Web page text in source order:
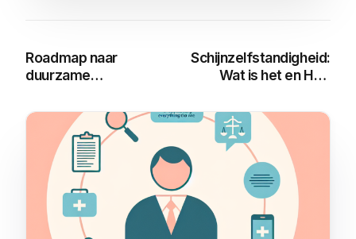
Roadmap naar
duurzame
de Wet DBA
Schijnzelfstandigheid:
Wat is het en Hoe
You may also like